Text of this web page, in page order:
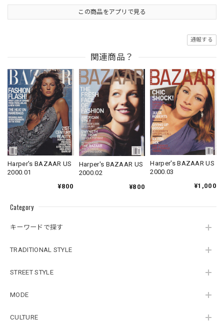
Category
キーワードで探す
TRADITIONAL STYLE
STREET STYLE
MODE
CULTURE
この商品をアプリで見る
通報する
関連商品？
Harper's BAZAAR US
2000.01
¥800
Harper's BAZAAR US
2000.02
¥800
Harper's BAZAAR US
2000.03
¥1,000